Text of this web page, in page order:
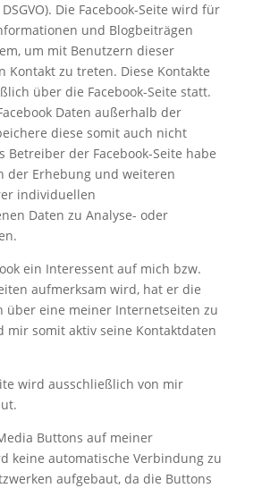
Die Facebook-Seite wird für
und Blogbeiträgen
um mit Benutzern dieser
Kontakt zu treten. Diese Kontakte
über die Facebook-Seite statt.
Daten außerhalb der
diese somit auch nicht
Betreiber der Facebook-Seite habe
der Erhebung und weiteren
individuellen
Daten zu Analyse- oder
ein Interessent auf mich bzw.
aufmerksam wird, hat er die
über eine meiner Internetseiten zu
mir somit aktiv seine Kontaktdaten
wird ausschließlich von mir
Buttons auf meiner
keine automatische Verbindung zu
aufgebaut, da die Buttons